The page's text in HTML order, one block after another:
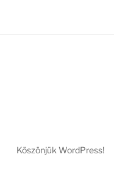
Köszönjük WordPress!